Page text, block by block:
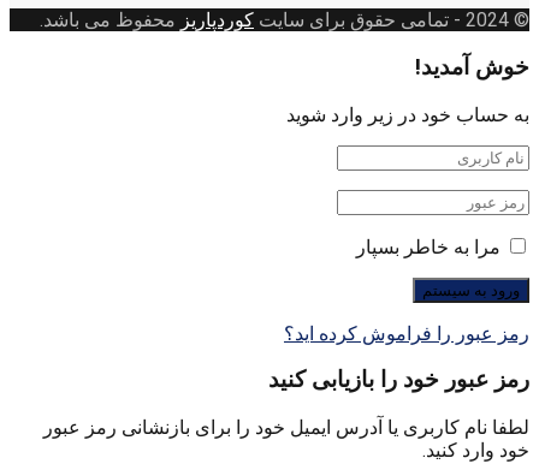
© 2024
- تمامی حقوق برای سایت کوردپاریز محفوظ می باشد.
خوش آمدید!
به حساب خود در زیر وارد شوید
مرا به خاطر بسپار
رمز عبور را فراموش کرده اید؟
رمز عبور خود را بازیابی کنید
لطفا نام کاربری یا آدرس ایمیل خود را برای بازنشانی رمز عبور
خود وارد کنید.